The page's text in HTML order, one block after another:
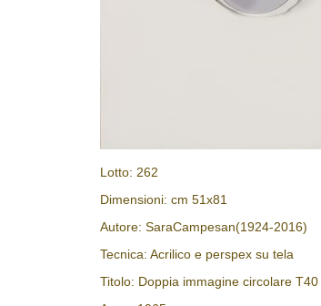
Lotto: 262
Dimensioni: cm 51x81
Autore: SaraCampesan(1924-2016)
Tecnica: Acrilico e perspex su tela
Titolo: Doppia immagine circolare T40